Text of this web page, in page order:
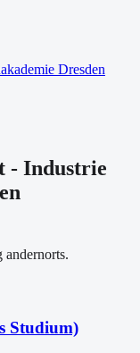
Dresden
- Industrie
andernorts.
Studium)